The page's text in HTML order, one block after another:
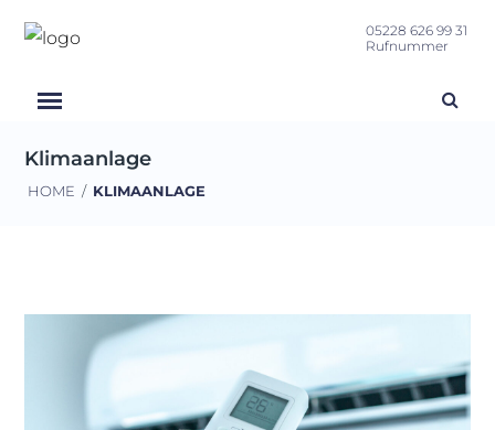
05228 626 99 31
Rufnummer
Klimaanlage
HOME / KLIMAANLAGE